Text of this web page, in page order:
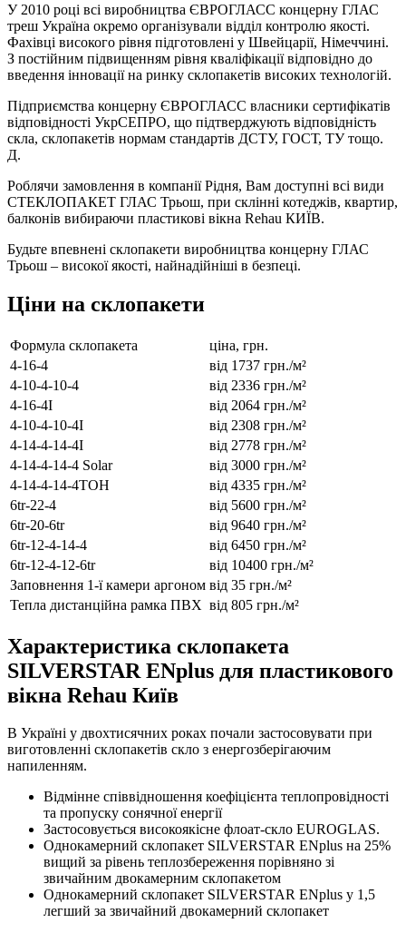
У 2010 році всі виробництва ЄВРОГЛАСС концерну ГЛАС
треш Україна окремо організували відділ контролю якості.
Фахівці високого рівня підготовлені у Швейцарії, Німеччині.
З постійним підвищенням рівня кваліфікації відповідно до
введення інновації на ринку склопакетів високих технологій.
Підприємства концерну ЄВРОГЛАСС власники сертифікатів
відповідності УкрСЕПРО, що підтверджують відповідність
скла, склопакетів нормам стандартів ДСТУ, ГОСТ, ТУ тощо.
Д.
Роблячи замовлення в компанії Рідня, Вам доступні всі види
СТЕКЛОПАКЕТ ГЛАС Трьош, при склінні котеджів, квартир,
балконів вибираючи пластикові вікна Rehau КИЇВ.
Будьте впевнені склопакети виробництва концерну ГЛАС
Трьош – високої якості, найнадійніші в безпеці.
Ціни на склопакети
Формула склопакета
ціна, грн.
4-16-4
від 1737 грн./м²
4-10-4-10-4
від 2336 грн./м²
4-16-4I
від 2064 грн./м²
4-10-4-10-4I
від 2308 грн./м²
4-14-4-14-4I
від 2778 грн./м²
4-14-4-14-4 Solar
від 3000 грн./м²
4-14-4-14-4ТОН
від 4335 грн./м²
6tr-22-4
від 5600 грн./м²
6tr-20-6tr
від 9640 грн./м²
6tr-12-4-14-4
від 6450 грн./м²
6tr-12-4-12-6tr
від 10400 грн./м²
Заповнення 1-ї камери аргоном від 35 грн./м²
Тепла дистанційна рамка ПВХ від 805 грн./м²
Характеристика склопакета
SILVERSTAR ENplus для пластикового
вікна Rehau Київ
В Україні у двохтисячних роках почали застосовувати при
виготовленні склопакетів скло з енергозберігаючим
напиленням.
Відмінне співвідношення коефіцієнта теплопровідності
та пропуску сонячної енергії
Застосовується високоякісне флоат-скло EUROGLAS.
Однокамерний склопакет SILVERSTAR ENplus на 25%
вищий за рівень теплозбереження порівняно зі
звичайним двокамерним склопакетом
Однокамерний склопакет SILVERSTAR ENplus у 1,5
легший за звичайний двокамерний склопакет